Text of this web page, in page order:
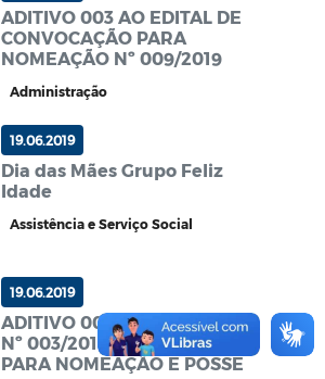
ADITIVO 003 AO EDITAL DE
CONVOCAÇÃO PARA
NOMEAÇÃO Nº 009/2019
Administração
19.06.2019
Dia das Mães Grupo Feliz
Idade
Assistência e Serviço Social
19.06.2019
ADITIVO 002/2019 ao EDITAL
Nº 003/2018 CONVOCAÇÃO
PARA NOMEAÇÃO E POSSE